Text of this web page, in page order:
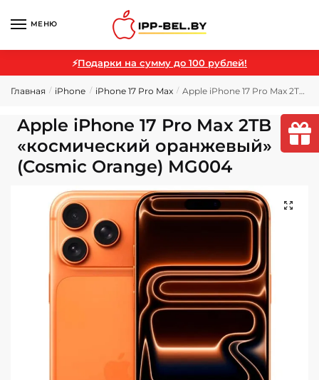
МЕНЮ
⚡Подарки на сумму до 100 рублей!
Главная / iPhone / iPhone 17 Pro Max / Apple iPhone 17 Pro Max 2TB «космический оранжевый» (Cosmic Orange) MG004
Apple iPhone 17 Pro Max 2TB
«космический оранжевый»
(Cosmic Orange) MG004
🔍